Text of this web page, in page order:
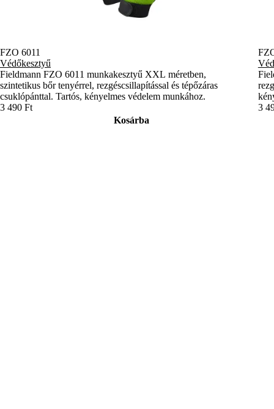
FZO 6011
Védőkesztyű
Fieldmann FZO 6011 munkakesztyű XXL méretben,
szintetikus bőr tenyérrel, rezgéscsillapítással és tépőzáras
csuklópánttal. Tartós, kényelmes védelem munkához.
3 490 Ft
Kosárba
3